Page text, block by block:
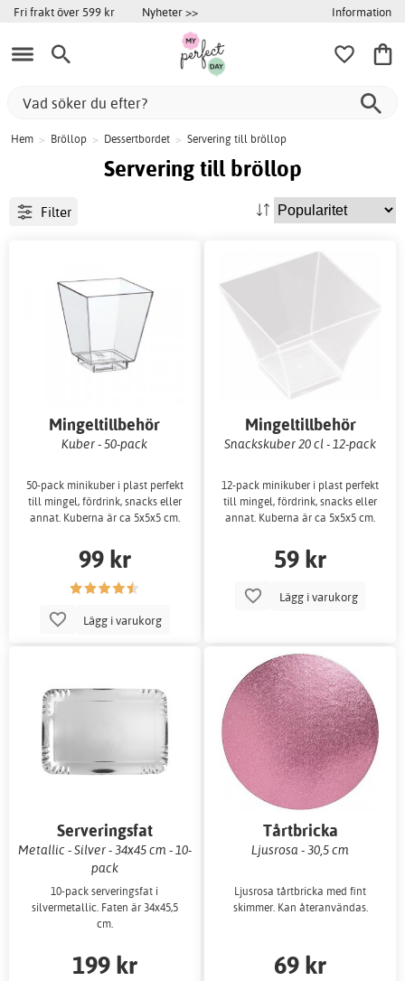
Fri frakt över 599 kr Nyheter >> Information
Hem > Bröllop > Dessertbordet > Servering till bröllop
Servering till bröllop
Filter
Mingeltillbehör
Kuber - 50-pack
50-pack minikuber i plast perfekt
till mingel, fördrink, snacks eller
annat. Kuberna är ca 5x5x5 cm.
99 kr
Lägg i varukorg
Mingeltillbehör
Snackskuber 20 cl - 12-pack
12-pack minikuber i plast perfekt
till mingel, fördrink, snacks eller
annat. Kuberna är ca 5x5x5 cm.
59 kr
Lägg i varukorg
Serveringsfat
Metallic - Silver - 34x45 cm - 10-
pack
10-pack serveringsfat i
silvermetallic. Faten är 34x45,5
cm.
199 kr
Tårtbricka
Ljusrosa - 30,5 cm
Ljusrosa tårtbricka med fint
skimmer. Kan återanvändas.
69 kr